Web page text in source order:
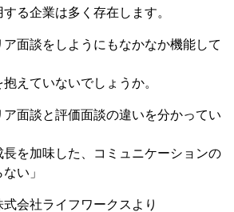
る企業は多く存在します。
ア面談をしようにもなかなか機能して
えていないでしょうか。
ア面談と評価面談の違いを分かってい
を加味した、コミュニケーションの
い」
会社ライフワークスより